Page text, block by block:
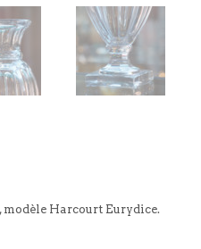
Harcourt Eurydice.